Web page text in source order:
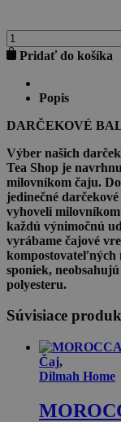
množstvo
LOVING
Pridať do košíka
Popis
DARČEKOVÉ
Výber našich
Tea Shop je
milovníkom čaju.
jedinečné
vyhoveli
každú výnimočnú
vyrábame čajové
kompostovateľných
sponiek,
polyesteru.
Súvisiace
Čaj,
Dilmah Home